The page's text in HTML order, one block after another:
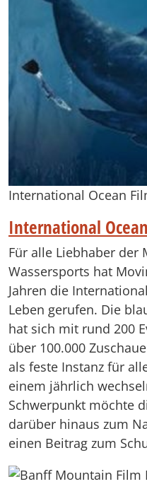
International Ocean
International
Für alle Liebhaber der
Wassersports hat
Jahren die
Leben gerufen. Die
hat sich mit rund 200
über 100.000
als feste Instanz für
einem jährlich
Schwerpunkt möchte
darüber hinaus zum
einen Beitrag zum